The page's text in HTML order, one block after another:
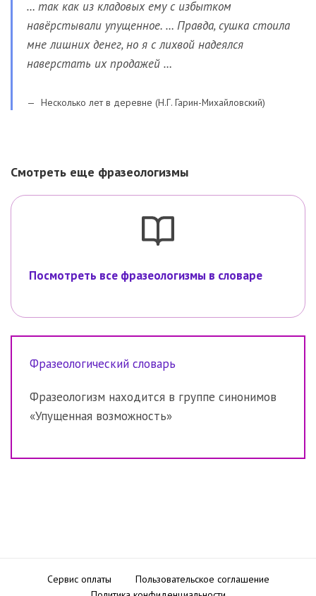
… так как из кладовых ему с избытком
навёрстывали упущенное. … Правда, сушка стоила
мне лишних денег, но я с лихвой надеялся
наверстать их продажей …
Несколько лет в деревне (Н.Г. Гарин-Михайловский)
Смотреть еще фразеологизмы
Посмотреть все фразеологизмы в словаре
Фразеологический словарь
Фразеологизм находится в группе синонимов
«Упущенная возможность»
Сервис оплаты
Пользовательское соглашение